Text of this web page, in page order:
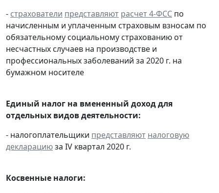
- страхователи представляют расчет 4-ФСС по
начисленным и уплаченным страховым взносам по
обязательному социальному страхованию от
несчастных случаев на производстве и
профессиональных заболеваний за 2020 г. на
бумажном носителе
Единый налог на вмененный доход для
отдельных видов деятельности:
- налогоплательщики представляют налоговую
декларациюза IV квартал 2020 г.
Косвенные налоги: